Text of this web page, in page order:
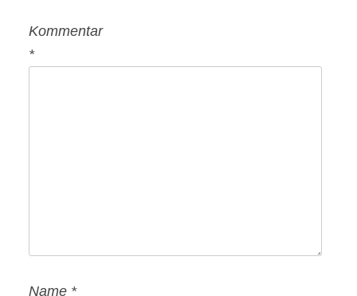
Kommentar
*
Name *